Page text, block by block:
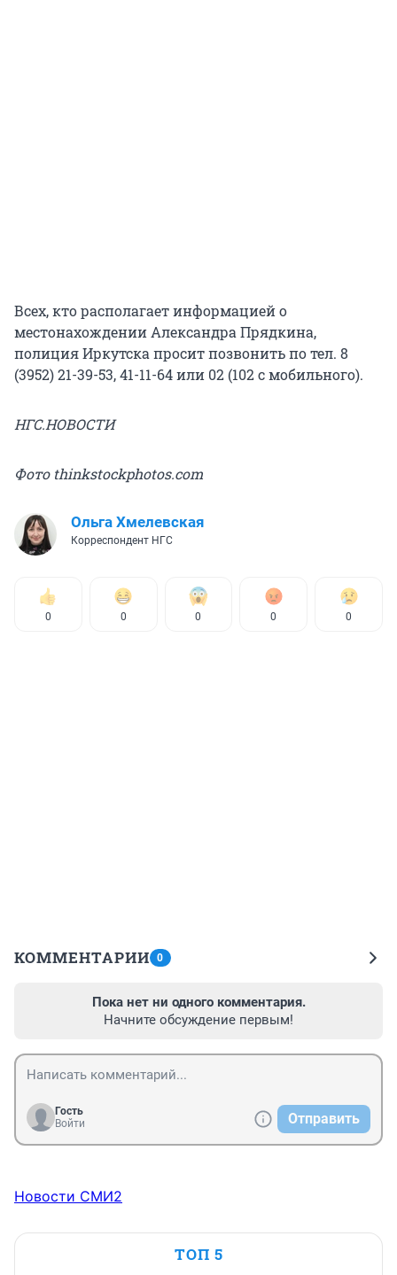
Всех, кто располагает информацией о
местонахождении Александра Прядкина,
полиция Иркутска просит позвонить по тел. 8
(3952) 21-39-53, 41-11-64 или 02 (102 с мобильного).
НГС.НОВОСТИ
Фото thinkstockphotos.com
Ольга Хмелевская
Корреспондент НГС
0 0 0 0 0
КОММЕНТАРИИ 0
Пока нет ни одного комментария.
Начните обсуждение первым!
Гость
Войти
Отправить
Новости СМИ2
ТОП 5